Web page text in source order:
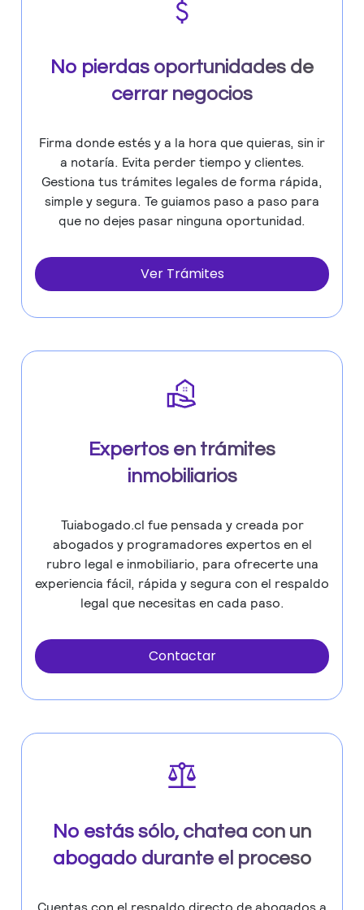
No pierdas oportunidades de
cerrar negocios
Firma donde estés y a la hora que quieras, sin ir
a notaría. Evita perder tiempo y clientes.
Gestiona tus trámites legales de forma rápida,
simple y segura. Te guiamos paso a paso para
que no dejes pasar ninguna oportunidad.
Ver Trámites
Expertos en trámites
inmobiliarios
Tuiabogado.cl fue pensada y creada por
abogados y programadores expertos en el
rubro legal e inmobiliario, para ofrecerte una
experiencia fácil, rápida y segura con el respaldo
legal que necesitas en cada paso.
Contactar
No estás sólo, chatea con un
abogado durante el proceso